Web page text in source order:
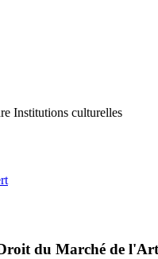
Institutions culturelles
du Marché de l'Art